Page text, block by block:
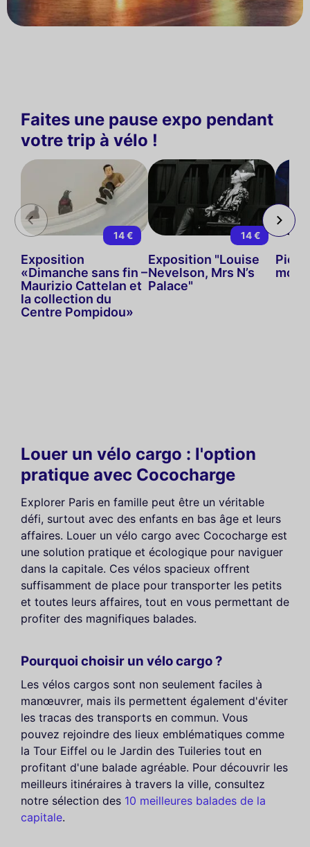
Faites une pause expo pendant
votre trip à vélo !
14 €
Exposition
«Dimanche sans fin –
Maurizio Cattelan et
la collection du
Centre Pompidou»
14 €
Exposition "Louise
Nevelson, Mrs N’s
Palace"
Louer un vélo cargo : l'option
pratique avec Cococharge
Explorer Paris en famille peut être un véritable
défi, surtout avec des enfants en bas âge et leurs
affaires. Louer un vélo cargo avec Cococharge est
une solution pratique et écologique pour naviguer
dans la capitale. Ces vélos spacieux offrent
suffisamment de place pour transporter les petits
et toutes leurs affaires, tout en vous permettant de
profiter des magnifiques balades.
Pourquoi choisir un vélo cargo ?
Les vélos cargos sont non seulement faciles à
manœuvrer, mais ils permettent également d'éviter
les tracas des transports en commun. Vous
pouvez rejoindre des lieux emblématiques comme
la Tour Eiffel ou le Jardin des Tuileries tout en
profitant d'une balade agréable. Pour découvrir les
meilleurs itinéraires à travers la ville, consultez
notre sélection des 10 meilleures balades de la
capitale.